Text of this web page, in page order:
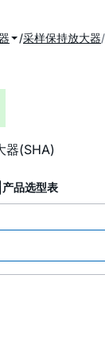
采样保持放大器
器(SHA)
产品选型表